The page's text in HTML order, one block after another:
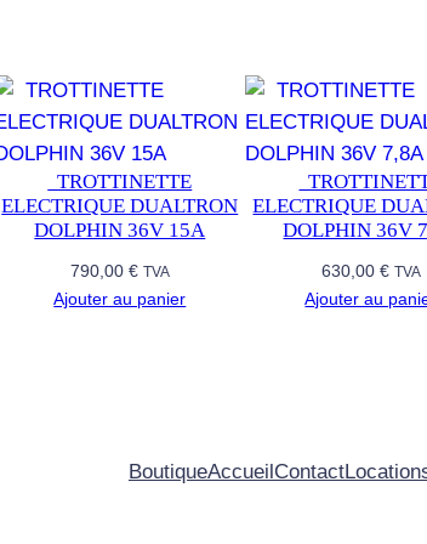
H
I
N
3
6
V
1
2
​ ​ TROTTINETTE
ELECTRIQUE DUALTRON
DOLPHIN 36V 15A
790,00 € TVA
Ajouter au panier
ELECTRIQUE
DOLPHIN 36V
630,00 € TVA
Ajouter au
BoutiqueAccueilContact